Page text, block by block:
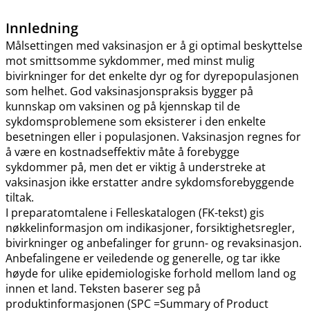
Innledning
Målsettingen med vaksinasjon er å gi optimal beskyttelse
mot smittsomme sykdommer, med minst mulig
bivirkninger for det enkelte dyr og for dyrepopulasjonen
som helhet. God vaksinasjonspraksis bygger på
kunnskap om vaksinen og på kjennskap til de
sykdomsproblemene som eksisterer i den enkelte
besetningen eller i populasjonen. Vaksinasjon regnes for
å være en kostnadseffektiv måte å forebygge
sykdommer på, men det er viktig å understreke at
vaksinasjon ikke erstatter andre sykdomsforebyggende
tiltak.
I preparatomtalene i Felleskatalogen (FK-tekst) gis
nøkkelinformasjon om indikasjoner, forsiktighetsregler,
bivirkninger og anbefalinger for grunn- og revaksinasjon.
Anbefalingene er veiledende og generelle, og tar ikke
høyde for ulike epidemiologiske forhold mellom land og
innen et land. Teksten baserer seg på
produktinformasjonen (SPC =Summary of Product